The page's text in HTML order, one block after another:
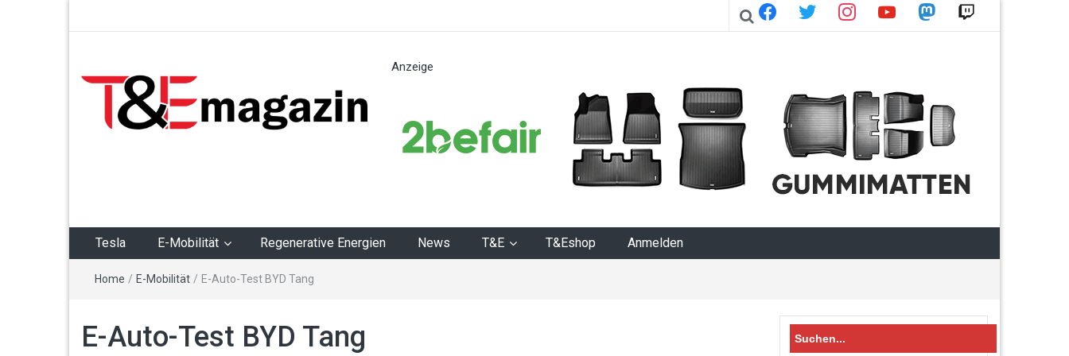
Regenerative Energien
Anzeige
Tesla E-Mobilität Regenerative Energien News T&E T&Eshop Anmelden
Home / E-Mobilität / E-Auto-Test BYD Tang
E-Auto-Test BYD Tang
Search
for: